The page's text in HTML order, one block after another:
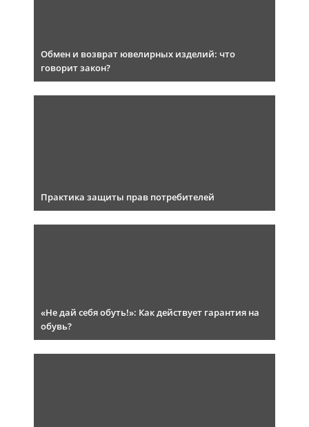
Обмен и возврат ювелирных изделий: что
говорит закон?
Практика защиты прав потребителей
«Не дай себя обуть!»: Как действует гарантия на
обувь?